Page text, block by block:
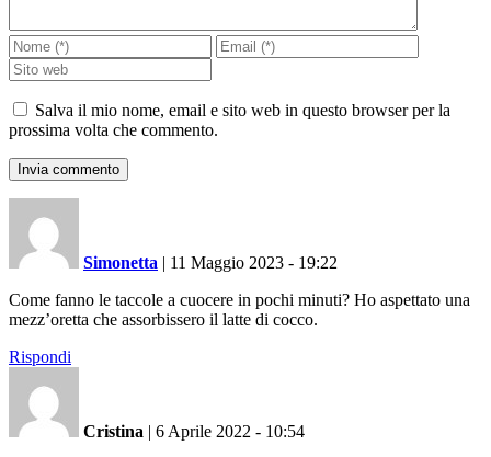
Salva il mio nome, email e sito web in questo browser per la
prossima volta che commento.
Simonetta | 11 Maggio 2023 - 19:22
Come fanno le taccole a cuocere in pochi minuti? Ho aspettato una
mezz’oretta che assorbissero il latte di cocco.
Rispondi
Cristina | 6 Aprile 2022 - 10:54